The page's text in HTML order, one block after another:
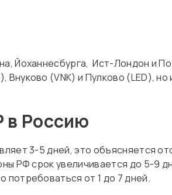
Йоханнесбурга, Ист-Лондон и
(VNK) и Пулково (LED),
в Россию
3-5 дней, это объясняется
РФ срок увеличивается до 5-9
потребоваться от 1 до 7 дней.